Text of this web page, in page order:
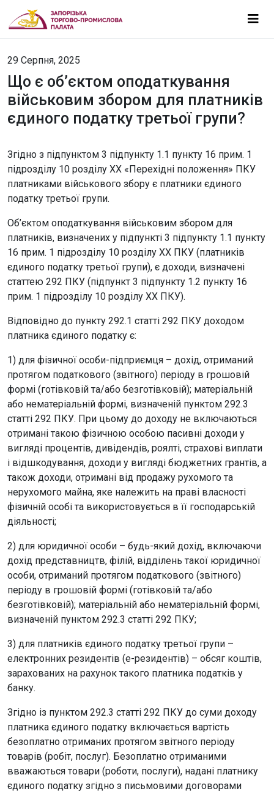
29 Серпня, 2025
Що є об’єктом оподаткування
військовим збором для платників
єдиного податку третьої групи?
Згідно з підпунктом 3 підпункту 1.1 пункту 16 прим. 1
підрозділу 10 розділу XX «Перехідні положення» ПКУ
платниками військового збору є платники єдиного
податку третьої групи.
Об’єктом оподаткування військовим збором для
платників, визначених у підпункті 3 підпункту 1.1 пункту
16 прим. 1 підрозділу 10 розділу XX ПКУ (платників
єдиного податку третьої групи), є доходи, визначені
статтею 292 ПКУ (підпункт 3 підпункту 1.2 пункту 16
прим. 1 підрозділу 10 розділу XX ПКУ).
Відповідно до пункту 292.1 статті 292 ПКУ доходом
платника єдиного податку є:
1) для фізичної особи-підприємця – дохід, отриманий
протягом податкового (звітного) періоду в грошовій
формі (готівковій та/або безготівковій); матеріальній
або нематеріальній формі, визначеній пунктом 292.3
статті 292 ПКУ. При цьому до доходу не включаються
отримані такою фізичною особою пасивні доходи у
вигляді процентів, дивідендів, роялті, страхові виплати
і відшкодування, доходи у вигляді бюджетних грантів, а
також доходи, отримані від продажу рухомого та
нерухомого майна, яке належить на праві власності
фізичній особі та використовується в її господарській
діяльності;
2) для юридичної особи – будь-який дохід, включаючи
дохід представництв, філій, відділень такої юридичної
особи, отриманий протягом податкового (звітного)
періоду в грошовій формі (готівковій та/або
безготівковій); матеріальній або нематеріальній формі,
визначеній пунктом 292.3 статті 292 ПКУ;
3) для платників єдиного податку третьої групи –
електронних резидентів (е-резидентів) – обсяг коштів,
зарахованих на рахунок такого платника податків у
банку.
Згідно із пунктом 292.3 статті 292 ПКУ до суми доходу
платника єдиного податку включається вартість
безоплатно отриманих протягом звітного періоду
товарів (робіт, послуг). Безоплатно отриманими
вважаються товари (роботи, послуги), надані платнику
єдиного податку згідно з письмовими договорами